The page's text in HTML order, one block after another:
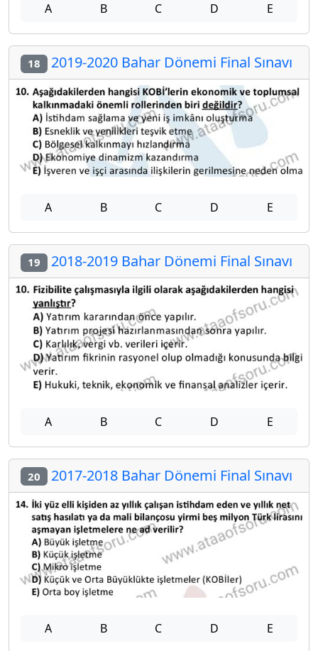
A B C D E
18 2019-2020 Bahar Dönemi Final Sınavı
A B C D E
19 2018-2019 Bahar Dönemi Final Sınavı
A B C D E
20 2017-2018 Bahar Dönemi Final Sınavı
A B C D E